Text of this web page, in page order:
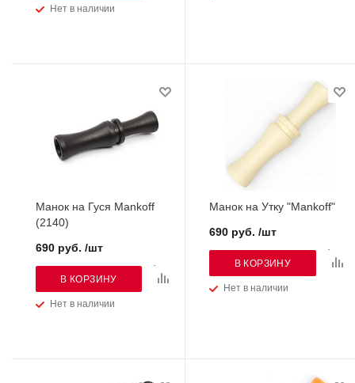
Нет в наличии
Манок на Гуся Mankoff
(2140)
Нет в наличии
690 руб. /шт
В КОРЗИНУ
Манок на Утку "Mankoff"
Нет в наличии
690 руб. /шт
В КОРЗИНУ